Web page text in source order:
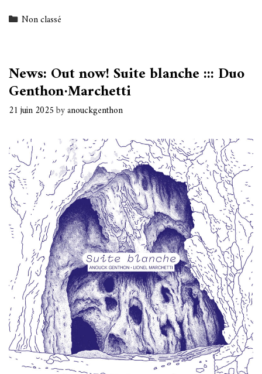
Categories
Non classé
News: Out now! Suite blanche ::: Duo
Genthon·Marchetti
21 juin 2025byanouckgenthon